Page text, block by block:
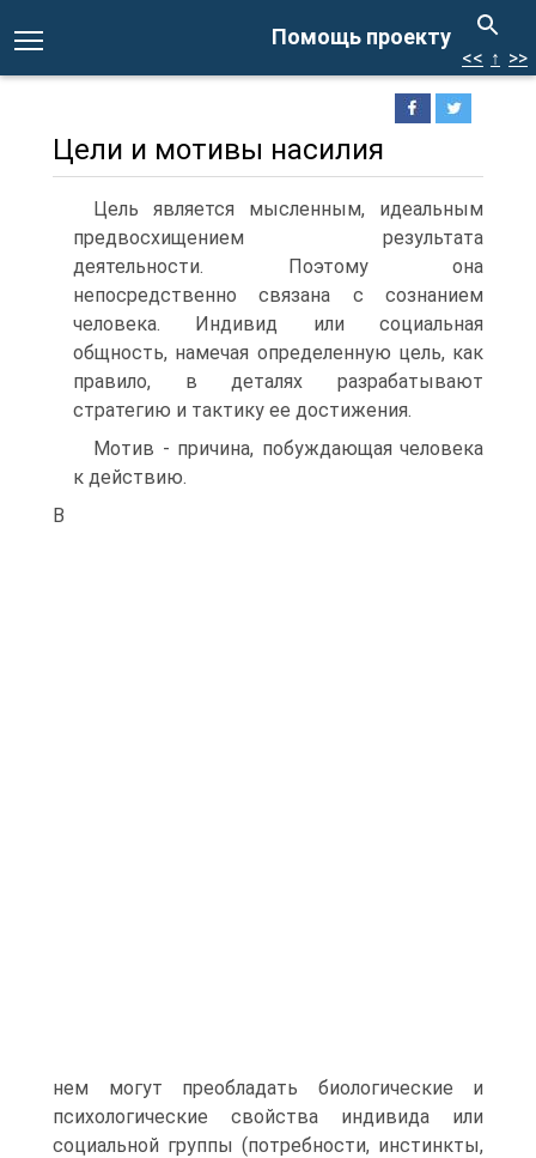
Помощь проекту
<< ↑ >>
Цели и мотивы насилия
Цель является мысленным, идеальным
предвосхищением результата
деятельности. Поэтому она
непосредственно связана с сознанием
человека. Индивид или социальная
общность, намечая определенную цель, как
правило, в деталях разрабатывают
стратегию и тактику ее достижения.
Мотив - причина, побуждающая человека
к действию.
В
нем могут преобладать биологические и
психологические свойства индивида или
социальной группы (потребности, инстинкты,